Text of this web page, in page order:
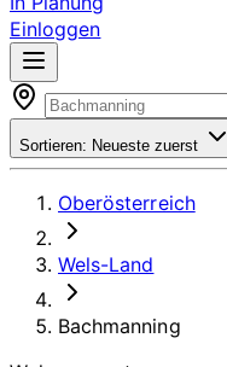
Einloggen
Sortieren: Neueste zuerst
Oberösterreich
Wels-Land
Bachmanning